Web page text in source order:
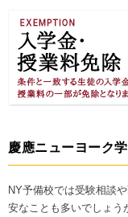
慶應ニューヨーク
NY予備校では受験相談
安なことも多いでしょう